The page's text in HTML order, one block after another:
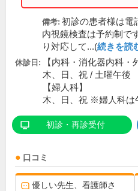
備考: 初診の患者様は電
内視鏡検査は予約制で
り対応して...(続きを読
休診日:
【内科・消化器内科・
木、日、祝 / 土曜午後
【婦人科】
木、日、祝 ※婦人科は
初診・再診受付
口コミ
優しい先生、看護師さ